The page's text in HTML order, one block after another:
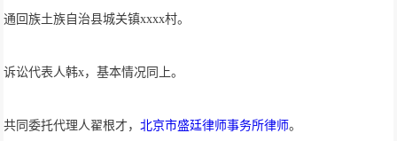
通回族土族自治县城关镇xxxx村。
诉讼代表人韩x，基本情况同上。
共同委托代理人翟根才，北京市盛廷律师事务所律师。